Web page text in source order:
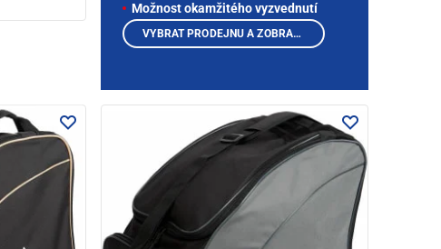
Možnost okamžitého vyzvednutí
VYBRAT PRODEJNU A ZOBRAZIT PRODUKTY